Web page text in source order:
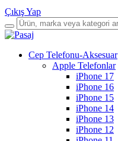
Çıkış Yap
Cep Telefonu-Aksesuar
Apple Telefonlar
iPhone 17
iPhone 16
iPhone 15
iPhone 14
iPhone 13
iPhone 12